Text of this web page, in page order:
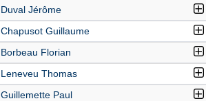
Duval Jérôme
Chapusot Guillaume
Borbeau Florian
Leneveu Thomas
Guillemette Paul